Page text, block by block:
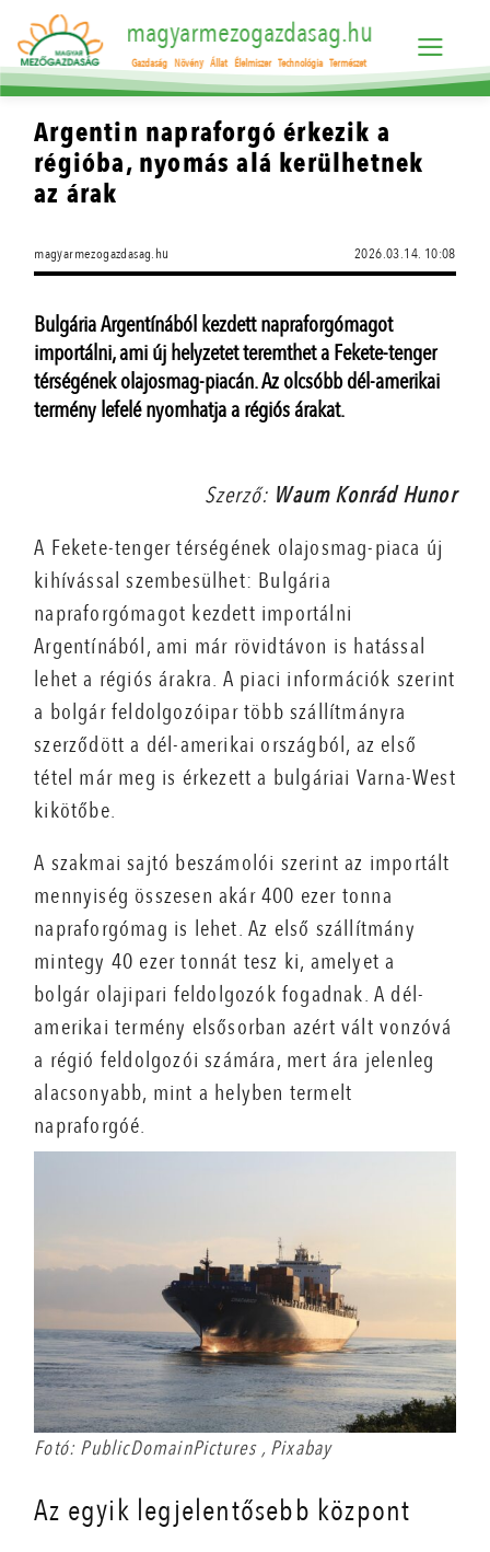
magyarmezogazdasag.hu
Gazdaság Növény Állat Élelmiszer Technológia Természet
Argentin napraforgó érkezik a
régióba, nyomás alá kerülhetnek
az árak
magyarmezogazdasag.hu 2026.03.14. 10:08
Bulgária Argentínából kezdett napraforgómagot
importálni, ami új helyzetet teremthet a Fekete-tenger
térségének olajosmag-piacán. Az olcsóbb dél-amerikai
termény lefelé nyomhatja a régiós árakat.
Szerző: Waum Konrád Hunor
A Fekete-tenger térségének olajosmag-piaca új
kihívással szembesülhet: Bulgária
napraforgómagot kezdett importálni
Argentínából, ami már rövidtávon is hatással
lehet a régiós árakra. A piaci információk szerint
a bolgár feldolgozóipar több szállítmányra
szerződött a dél-amerikai országból, az első
tétel már meg is érkezett a bulgáriai Varna-West
kikötőbe.
A szakmai sajtó beszámolói szerint az importált
mennyiség összesen akár 400 ezer tonna
napraforgómag is lehet. Az első szállítmány
mintegy 40 ezer tonnát tesz ki, amelyet a
bolgár olajipari feldolgozók fogadnak. A dél-
amerikai termény elsősorban azért vált vonzóvá
a régió feldolgozói számára, mert ára jelenleg
alacsonyabb, mint a helyben termelt
napraforgóé.
Fotó: PublicDomainPictures , Pixabay
Az egyik legjelentősebb központ